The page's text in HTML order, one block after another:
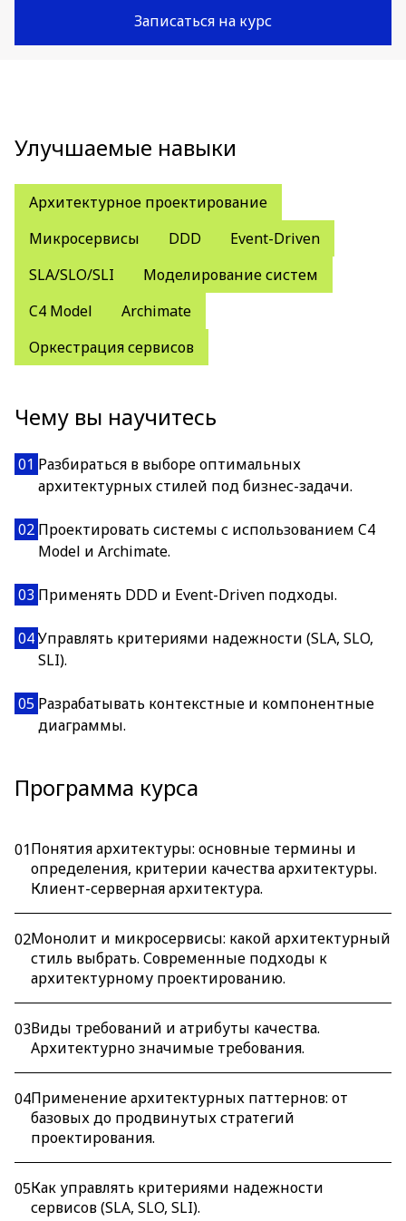
Записаться на курс
Улучшаемые навыки
Архитектурное проектирование
Микросервисы
DDD
Event-Driven
SLA/SLO/SLI
Моделирование систем
C4 Model
Archimate
Оркестрация сервисов
Чему вы научитесь
01 Разбираться в выборе оптимальных
архитектурных стилей под бизнес-задачи.
02 Проектировать системы с использованием C4
Model и Archimate.
03 Применять DDD и Event-Driven подходы.
04Управлять критериями надежности (SLA, SLO,
SLI).
05 Разрабатывать контекстные и компонентные
диаграммы.
Программа курса
01Понятия архитектуры: основные термины и
определения, критерии качества архитектуры.
Клиент-серверная архитектура.
02Монолит и микросервисы: какой архитектурный
стиль выбрать. Современные подходы к
архитектурному проектированию.
03Виды требований и атрибуты качества.
Архитектурно значимые требования.
04Применение архитектурных паттернов: от
базовых до продвинутых стратегий
проектирования.
05Как управлять критериями надежности
сервисов (SLA, SLO, SLI).